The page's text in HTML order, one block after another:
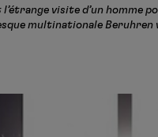
visite d’un homme
multinationale Beruhren